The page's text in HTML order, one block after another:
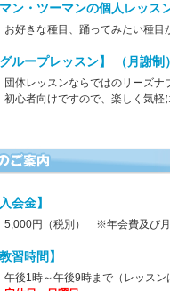
マン・ツーマンの個人レッス
お好きな種目、踊ってみたい種目
グループレッスン】 （月謝制）
団体レッスンならではのリーズナ
初心者向けですので、楽しく気軽
入会金】
5,000円（税別） ※年会費及び
教習時間】
午後1時～午後9時まで（レッスン